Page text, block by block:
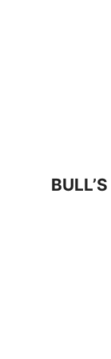
BULL’S